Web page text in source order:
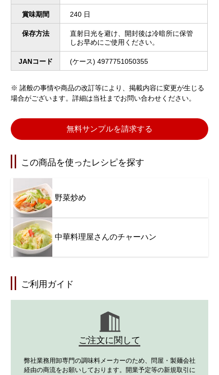
賞味期間 240 日
保存方法
直射日光を避け、開封後は冷暗所に保管
しお早めにご使用ください。
JANコード (ケース) 4977751050355
※ 諸般の事情や商品の改訂等により、掲載内容に変更が生じる
場合がございます。詳細は当社までお問い合わせください。
無料サンプルを請求する
この商品を使ったレシピを探す
野菜炒め
中華料理屋さんのチャーハン
ご利用ガイド
ご注文に関して
弊社業務用卸専門の調味料メーカーのため、問屋・製麺会社
経由の商流をお願いしております。開業予定等の新規取引に